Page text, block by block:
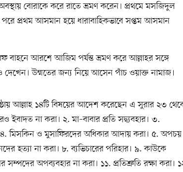
বোরাকে করে রাতে ভ্রমণ করেন। প্রথমে মসজিদুল
প্রথম আসমান হয়ে ধারাবাহিকভাবে সপ্তম আসমান
বাহনে আরশে আজিম পর্যন্ত ভ্রমণ করে আল্লাহর সঙ্গে
দেখেন। উম্মতের জন্য নিয়ে আসেন পাঁচ ওয়াক্ত নামাজ।
আল্লাহ ১৪টি বিষয়ের আদেশ করেছেন এ সুরার ২৩
ইবাদত না করা। ২. মা–বাবার প্রতি সদ্ব্যবহার। ৩.
মিসকিন ও মুসাফিরদের অধিকার আদায় করা। ৫. অপচয়
হত্যা না করা। ৮. ব্যভিচারের পরিহার। ৯. কাউকে
সম্পদের অপব্যবহার না করা। ১১. প্রতিশ্রুতি রক্ষা করা।